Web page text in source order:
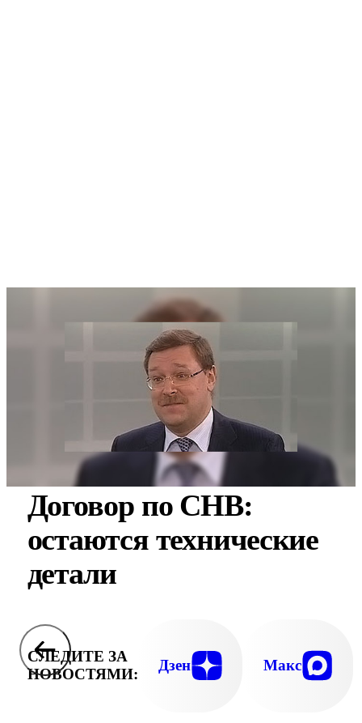
Договор по СНВ:
остаются технические
детали
СЛЕДИТЕ ЗА
НОВОСТЯМИ:
Дзен Макс